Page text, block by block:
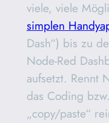
viele, viele
simplen
Dash“) bis zu
Node-Red
aufsetzt. Rennt
das Coding
„copy/paste“